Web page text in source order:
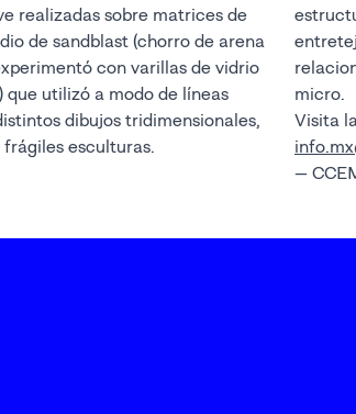
realizadas sobre matrices de
de sandblast (chorro de arena
con varillas de vidrio
utilizó a modo de líneas
dibujos tridimensionales,
esculturas.
micro.
Visita
—